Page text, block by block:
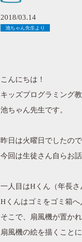
2018/03.14
池ちゃん先生より
こんにちは！
キッズプログラミング
池ちゃん先生です。
昨日は火曜日でしたの
今回は生徒さん自らお
一人目はHくん（年長さ
Hくんはゴミをゴミ箱へ
そこで、扇風機が置か
扇風機の絵を描くことに